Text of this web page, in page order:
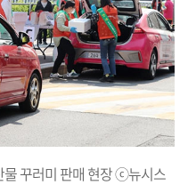
꾸러미 판매 현장ⓒ뉴시스